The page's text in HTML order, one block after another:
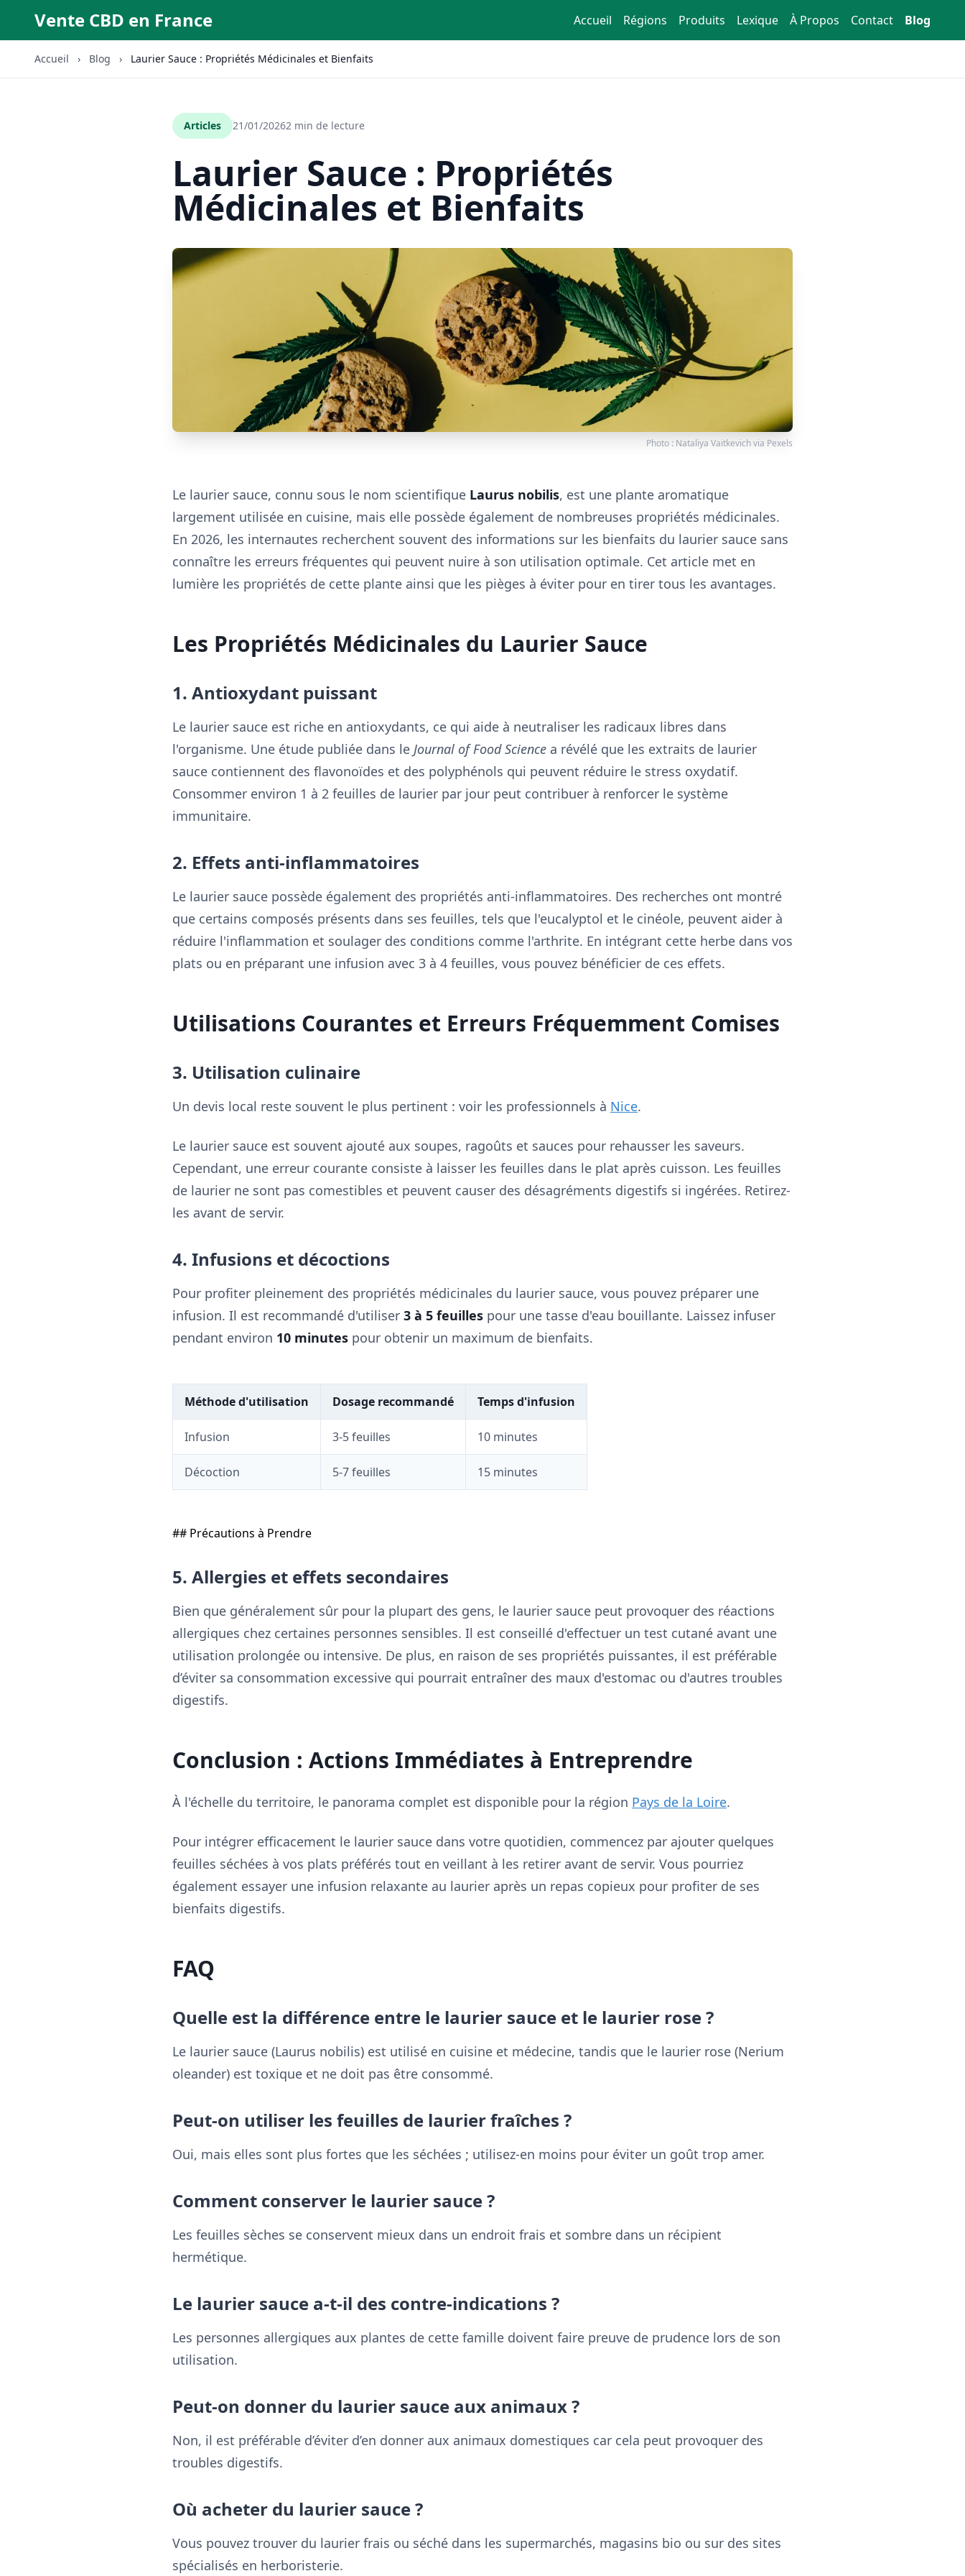
Vente CBD en France Accueil Régions Produits Lexique À Propos Contact Blog
Accueil › Blog › Laurier Sauce : Propriétés Médicinales et Bienfaits
Articles 21/01/20262 min de lecture
Laurier Sauce : Propriétés
Médicinales et Bienfaits
Photo : Nataliya Vaitkevichvia Pexels
Le laurier sauce, connu sous le nom scientifique Laurus nobilis, est une plante aromatique
largement utilisée en cuisine, mais elle possède également de nombreuses propriétés médicinales.
En 2026, les internautes recherchent souvent des informations sur les bienfaits du laurier sauce sans
connaître les erreurs fréquentes qui peuvent nuire à son utilisation optimale. Cet article met en
lumière les propriétés de cette plante ainsi que les pièges à éviter pour en tirer tous les avantages.
Les Propriétés Médicinales du Laurier Sauce
1. Antioxydant puissant
Le laurier sauce est riche en antioxydants, ce qui aide à neutraliser les radicaux libres dans
l'organisme. Une étude publiée dans le Journal of Food Science a révélé que les extraits de laurier
sauce contiennent des flavonoïdes et des polyphénols qui peuvent réduire le stress oxydatif.
Consommer environ 1 à 2 feuilles de laurier par jour peut contribuer à renforcer le système
immunitaire.
2. Effets anti-inflammatoires
Le laurier sauce possède également des propriétés anti-inflammatoires. Des recherches ont montré
que certains composés présents dans ses feuilles, tels que l'eucalyptol et le cinéole, peuvent aider à
réduire l'inflammation et soulager des conditions comme l'arthrite. En intégrant cette herbe dans vos
plats ou en préparant une infusion avec 3 à 4 feuilles, vous pouvez bénéficier de ces effets.
Utilisations Courantes et Erreurs Fréquemment Comises
3. Utilisation culinaire
Un devis local reste souvent le plus pertinent : voir les professionnels à Nice.
Le laurier sauce est souvent ajouté aux soupes, ragoûts et sauces pour rehausser les saveurs.
Cependant, une erreur courante consiste à laisser les feuilles dans le plat après cuisson. Les feuilles
de laurier ne sont pas comestibles et peuvent causer des désagréments digestifs si ingérées. Retirez-
les avant de servir.
4. Infusions et décoctions
Pour profiter pleinement des propriétés médicinales du laurier sauce, vous pouvez préparer une
infusion. Il est recommandé d'utiliser 3 à 5 feuilles pour une tasse d'eau bouillante. Laissez infuser
pendant environ 10 minutes pour obtenir un maximum de bienfaits.
Méthode d'utilisation Dosage recommandé Temps d'infusion
Infusion 3-5 feuilles 10 minutes
Décoction 5-7 feuilles 15 minutes
## Précautions à Prendre
5. Allergies et effets secondaires
Bien que généralement sûr pour la plupart des gens, le laurier sauce peut provoquer des réactions
allergiques chez certaines personnes sensibles. Il est conseillé d'effectuer un test cutané avant une
utilisation prolongée ou intensive. De plus, en raison de ses propriétés puissantes, il est préférable
d’éviter sa consommation excessive qui pourrait entraîner des maux d'estomac ou d'autres troubles
digestifs.
Conclusion : Actions Immédiates à Entreprendre
À l'échelle du territoire, le panorama complet est disponible pour la région Pays de la Loire.
Pour intégrer efficacement le laurier sauce dans votre quotidien, commencez par ajouter quelques
feuilles séchées à vos plats préférés tout en veillant à les retirer avant de servir. Vous pourriez
également essayer une infusion relaxante au laurier après un repas copieux pour profiter de ses
bienfaits digestifs.
FAQ
Quelle est la différence entre le laurier sauce et le laurier rose ?
Le laurier sauce (Laurus nobilis) est utilisé en cuisine et médecine, tandis que le laurier rose (Nerium
oleander) est toxique et ne doit pas être consommé.
Peut-on utiliser les feuilles de laurier fraîches ?
Oui, mais elles sont plus fortes que les séchées ; utilisez-en moins pour éviter un goût trop amer.
Comment conserver le laurier sauce ?
Les feuilles sèches se conservent mieux dans un endroit frais et sombre dans un récipient
hermétique.
Le laurier sauce a-t-il des contre-indications ?
Les personnes allergiques aux plantes de cette famille doivent faire preuve de prudence lors de son
utilisation.
Peut-on donner du laurier sauce aux animaux ?
Non, il est préférable d’éviter d’en donner aux animaux domestiques car cela peut provoquer des
troubles digestifs.
Où acheter du laurier sauce ?
Vous pouvez trouver du laurier frais ou séché dans les supermarchés, magasins bio ou sur des sites
spécialisés en herboristerie.